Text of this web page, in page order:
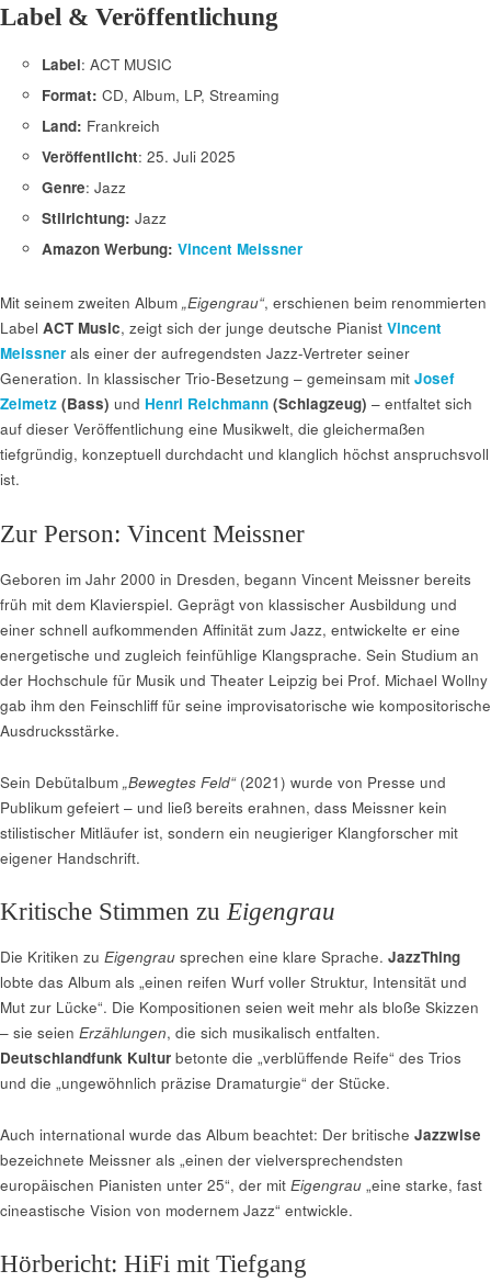
Label & Veröffentlichung
Label: ACT MUSIC
Format: CD, Album, LP, Streaming
Land: Frankreich
Veröffentlicht: 25. Juli 2025
Genre: Jazz
Stilrichtung: Jazz
Amazon Werbung: Vincent Meissner
Mit seinem zweiten Album „Eigengrau“, erschienen beim renommierten
Label ACT Music, zeigt sich der junge deutsche Pianist Vincent
Meissner als einer der aufregendsten Jazz-Vertreter seiner
Generation. In klassischer Trio-Besetzung – gemeinsam mit Josef
Zeimetz (Bass) und Henri Reichmann (Schlagzeug) – entfaltet sich
auf dieser Veröffentlichung eine Musikwelt, die gleichermaßen
tiefgründig, konzeptuell durchdacht und klanglich höchst anspruchsvoll
ist.
Zur Person: Vincent Meissner
Geboren im Jahr 2000 in Dresden, begann Vincent Meissner bereits
früh mit dem Klavierspiel. Geprägt von klassischer Ausbildung und
einer schnell aufkommenden Affinität zum Jazz, entwickelte er eine
energetische und zugleich feinfühlige Klangsprache. Sein Studium an
der Hochschule für Musik und Theater Leipzig bei Prof. Michael Wollny
gab ihm den Feinschliff für seine improvisatorische wie kompositorische
Ausdrucksstärke.
Sein Debütalbum „Bewegtes Feld“(2021) wurde von Presse und
Publikum gefeiert – und ließ bereits erahnen, dass Meissner kein
stilistischer Mitläufer ist, sondern ein neugieriger Klangforscher mit
eigener Handschrift.
Kritische Stimmen zuEigengrau
Die Kritiken zu Eigengrau sprechen eine klare Sprache. JazzThing
lobte das Album als „einen reifen Wurf voller Struktur, Intensität und
Mut zur Lücke“. Die Kompositionen seien weit mehr als bloße Skizzen
– sie seien Erzählungen, die sich musikalisch entfalten.
Deutschlandfunk Kultur betonte die „verblüffende Reife“ des Trios
und die „ungewöhnlich präzise Dramaturgie“ der Stücke.
Auch international wurde das Album beachtet: Der britische Jazzwise
bezeichnete Meissner als „einen der vielversprechendsten
europäischen Pianisten unter 25“, der mit Eigengrau „eine starke, fast
cineastische Vision von modernem Jazz“ entwickle.
Hörbericht: HiFi mit Tiefgang